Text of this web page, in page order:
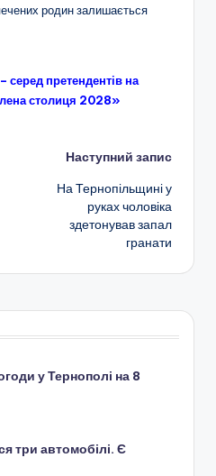
родин залишається
серед претендентів на
столиця 2028»
Наступний запис
На Тернопільщині у
руках чоловіка
здетонував запал
гранати
у Тернополі на 8
три автомобілі. Є